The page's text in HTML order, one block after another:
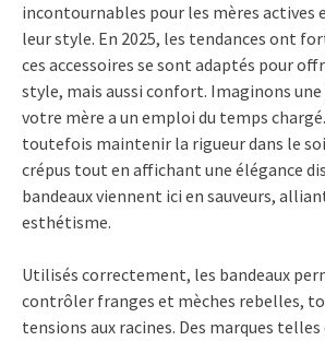
incontournables pour les mères actives
leur style. En 2025, les tendances ont
ces accessoires se sont adaptés pour
style, mais aussi confort. Imaginons une
votre mère a un emploi du temps
toutefois maintenir la rigueur dans le
crépus tout en affichant une élégance
bandeaux viennent ici en sauveurs,
esthétisme.
Utilisés correctement, les bandeaux
contrôler franges et mèches rebelles,
tensions aux racines. Des marques telles